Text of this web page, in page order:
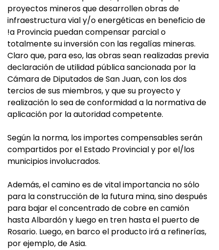
proyectos mineros que desarrollen obras de
infraestructura vial y/o energéticas en beneficio de
!a Provincia puedan compensar parcial o
totalmente su inversión con las regalías mineras.
Claro que, para eso, las obras sean realizadas previa
declaración de utilidad pública sancionada por la
Cámara de Diputados de San Juan, con los dos
tercios de sus miembros, y que su proyecto y
realización lo sea de conformidad a la normativa de
aplicación por la autoridad competente.
Según la norma, los importes compensables serán
compartidos por el Estado Provincial y por el/los
municipios involucrados.
Además, el camino es de vital importancia no sólo
para la construcción de la futura mina, sino después
para bajar el concentrado de cobre en camión
hasta Albardón y luego en tren hasta el puerto de
Rosario. Luego, en barco el producto irá a refinerías,
por ejemplo, de Asia.